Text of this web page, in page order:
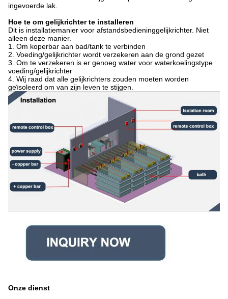
ingevoerde lak.
Hoe te om gelijkrichter te installeren
Dit is installatiemanier voor afstandsbedieninggelijkrichter. Niet
alleen deze manier.
1. Om koperbar aan bad/tank te verbinden
2. Voeding/gelijkrichter wordt verzekeren aan de grond gezet
3. Om te verzekeren is er genoeg water voor waterkoelingstype
voeding/gelijkrichter
4. Wij raad dat alle gelijkrichters zouden moeten worden
geïsoleerd om van zijn leven te stijgen.
Onze dienst